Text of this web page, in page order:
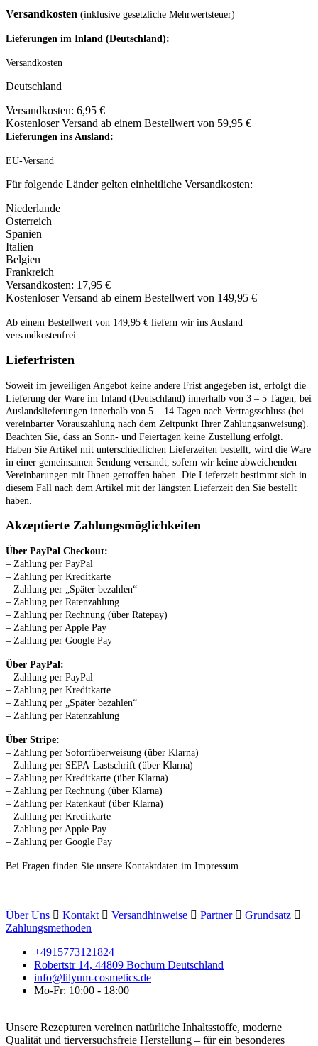
Versandkosten (inklusive gesetzliche Mehrwertsteuer)
Lieferungen im Inland (Deutschland):
Versandkosten
Deutschland
Versandkosten: 6,95 €
Kostenloser Versand ab einem Bestellwert von 59,95 €
Lieferungen ins Ausland :
EU-Versand
Für folgende Länder gelten einheitliche Versandkosten:
Niederlande
Österreich
Spanien
Italien
Belgien
Frankreich
Versandkosten: 17,95 €
Kostenloser Versand ab einem Bestellwert von 149,95 €
Ab einem Bestellwert von 149,95 € liefern wir ins Ausland
versandkostenfrei.
Lieferfristen
Soweit im jeweiligen Angebot keine andere Frist angegeben ist, erfolgt die
Lieferung der Ware im Inland (Deutschland) innerhalb von 3 – 5 Tagen, bei
Auslandslieferungen innerhalb von 5 – 14 Tagen nach Vertragsschluss (bei
vereinbarter Vorauszahlung nach dem Zeitpunkt Ihrer Zahlungsanweisung).
Beachten Sie, dass an Sonn- und Feiertagen keine Zustellung erfolgt.
Haben Sie Artikel mit unterschiedlichen Lieferzeiten bestellt, wird die Ware
in einer gemeinsamen Sendung versandt, sofern wir keine abweichenden
Vereinbarungen mit Ihnen getroffen haben. Die Lieferzeit bestimmt sich in
diesem Fall nach dem Artikel mit der längsten Lieferzeit den Sie bestellt
haben.
Akzeptierte Zahlungsmöglichkeiten
Über PayPal Checkout:
– Zahlung per PayPal
– Zahlung per Kreditkarte
– Zahlung per „Später bezahlen“
– Zahlung per Ratenzahlung
– Zahlung per Rechnung (über Ratepay)
– Zahlung per Apple Pay
– Zahlung per Google Pay
Über PayPal:
– Zahlung per PayPal
– Zahlung per Kreditkarte
– Zahlung per „Später bezahlen“
– Zahlung per Ratenzahlung
Über Stripe:
– Zahlung per Sofortüberweisung (über Klarna)
– Zahlung per SEPA-Lastschrift (über Klarna)
– Zahlung per Kreditkarte (über Klarna)
– Zahlung per Rechnung (über Klarna)
– Zahlung per Ratenkauf (über Klarna)
– Zahlung per Kreditkarte
– Zahlung per Apple Pay
– Zahlung per Google Pay
Bei Fragen finden Sie unsere Kontaktdaten im Impressum.
Über Uns Kontakt Versandhinweise Partner
Grundsatz
Zahlungsmethoden
+4915773121824
Robertstr 14, 44809 Bochum Deutschland
info@lilyum-cosmetics.de
Mo-Fr: 10:00 - 18:00
Unsere Rezepturen vereinen natürliche Inhaltsstoffe, moderne
Qualität und tierversuchsfreie Herstellung – für ein besonderes